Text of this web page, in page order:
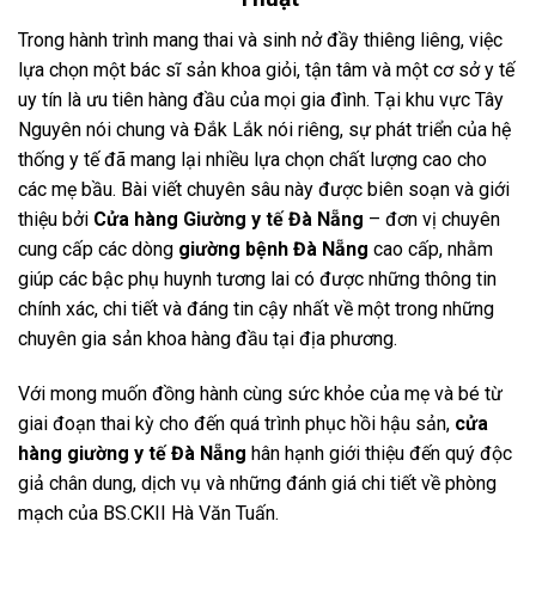
Trong hành trình mang thai và sinh nở đầy thiêng liêng, việc
lựa chọn một bác sĩ sản khoa giỏi, tận tâm và một cơ sở y tế
uy tín là ưu tiên hàng đầu của mọi gia đình. Tại khu vực Tây
Nguyên nói chung và Đắk Lắk nói riêng, sự phát triển của hệ
thống y tế đã mang lại nhiều lựa chọn chất lượng cao cho
các mẹ bầu. Bài viết chuyên sâu này được biên soạn và giới
thiệu bởi Cửa hàng Giường y tế Đà Nẵng – đơn vị chuyên
cung cấp các dòng giường bệnh Đà Nẵng cao cấp, nhằm
giúp các bậc phụ huynh tương lai có được những thông tin
chính xác, chi tiết và đáng tin cậy nhất về một trong những
chuyên gia sản khoa hàng đầu tại địa phương.
Với mong muốn đồng hành cùng sức khỏe của mẹ và bé từ
giai đoạn thai kỳ cho đến quá trình phục hồi hậu sản, cửa
hàng giường y tế Đà Nẵng hân hạnh giới thiệu đến quý độc
giả chân dung, dịch vụ và những đánh giá chi tiết về phòng
mạch của BS.CKII Hà Văn Tuấn.